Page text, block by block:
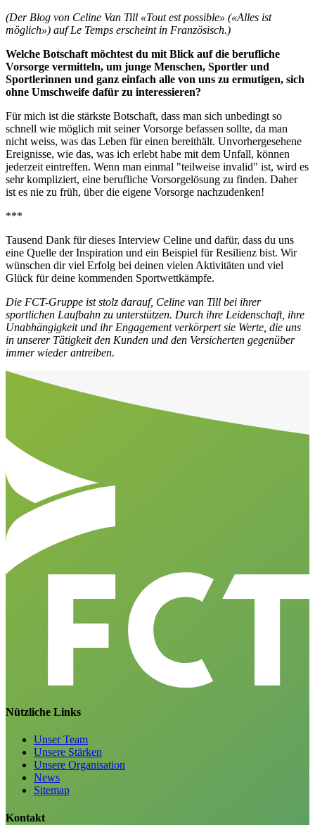
(Der Blog von Celine Van Till «Tout est possible» («Alles ist
möglich») auf Le Temps erscheint in Französisch.)
Welche Botschaft möchtest du mit Blick auf die berufliche
Vorsorge vermitteln, um junge Menschen, Sportler und
Sportlerinnen und ganz einfach alle von uns zu ermutigen, sich
ohne Umschweife dafür zu interessieren?
Für mich ist die stärkste Botschaft, dass man sich unbedingt so
schnell wie möglich mit seiner Vorsorge befassen sollte, da man
nicht weiss, was das Leben für einen bereithält. Unvorhergesehene
Ereignisse, wie das, was ich erlebt habe mit dem Unfall, können
jederzeit eintreffen. Wenn man einmal "teilweise invalid" ist, wird es
sehr kompliziert, eine berufliche Vorsorgelösung zu finden. Daher
ist es nie zu früh, über die eigene Vorsorge nachzudenken!
***
Tausend Dank für dieses Interview Celine und dafür, dass du uns
eine Quelle der Inspiration und ein Beispiel für Resilienz bist. Wir
wünschen dir viel Erfolg bei deinen vielen Aktivitäten und viel
Glück für deine kommenden Sportwettkämpfe.
Die FCT-Gruppe ist stolz darauf, Celine van Till bei ihrer
sportlichen Laufbahn zu unterstützen. Durch ihre Leidenschaft, ihre
Unabhängigkeit und ihr Engagement verkörpert sie Werte, die uns
in unserer Tätigkeit den Kunden und den Versicherten gegenüber
immer wieder antreiben.
Aller en haut de la page
Bas de page
Nützliche Links
Unser Team
Unsere Stärken
Unsere Organisation
News
Sitemap
Kontakt